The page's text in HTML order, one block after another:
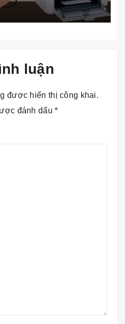
luận
được hiển thị công khai.
đánh dấu*